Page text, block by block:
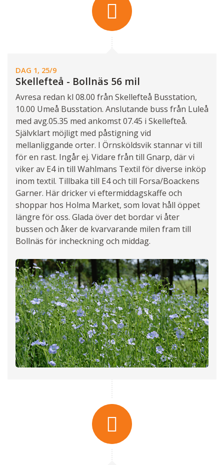
DAG 1, 25/9
Skellefteå - Bollnäs 56 mil
Avresa redan kl 08.00 från Skellefteå Busstation,
10.00 Umeå Busstation. Anslutande buss från Luleå
med avg.05.35 med ankomst 07.45 i Skellefteå.
Självklart möjligt med påstigning vid
mellanliggande orter. I Örnsköldsvik stannar vi till
för en rast. Ingår ej. Vidare från till Gnarp, där vi
viker av E4 in till Wahlmans Textil för diverse inköp
inom textil. Tillbaka till E4 och till Forsa/Boackens
Garner. Här dricker vi eftermiddagskaffe och
shoppar hos Holma Market, som lovat håll öppet
längre för oss. Glada över det bordar vi åter
bussen och åker de kvarvarande milen fram till
Bollnäs för incheckning och middag.